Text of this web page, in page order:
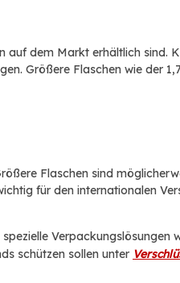
dem Markt erhältlich sind.
Größere Flaschen wie der
Flaschen sind
für den internationalen
schützen sollen unter